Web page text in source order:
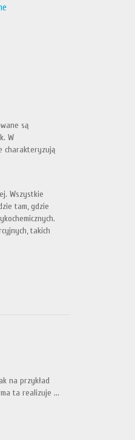
są
W
charakteryzują
Wszystkie
tam, gdzie
takich
na przykład
ta realizuje ...